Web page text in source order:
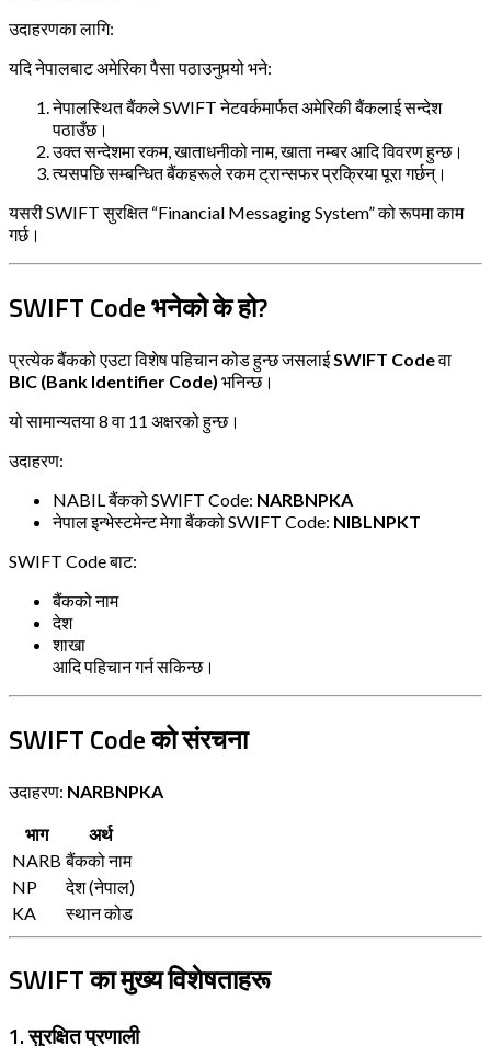
उदाहरणका लागि:
यदि नेपालबाट अमेरिका पैसा पठाउनुपर्‍यो भने:
नेपालस्थित बैंकले SWIFT नेटवर्कमार्फत अमेरिकी बैंकलाई सन्देश
पठाउँछ।
उक्त सन्देशमा रकम, खाताधनीको नाम, खाता नम्बर आदि विवरण हुन्छ।
त्यसपछि सम्बन्धित बैंकहरूले रकम ट्रान्सफर प्रक्रिया पूरा गर्छन्।
यसरी SWIFT सुरक्षित “Financial Messaging System” को रूपमा काम
गर्छ।
SWIFT Code भनेको के हो?
प्रत्येक बैंकको एउटा विशेष पहिचान कोड हुन्छ जसलाईSWIFT Codeवा
BIC (Bank Identifier Code) भनिन्छ।
यो सामान्यतया 8 वा 11 अक्षरको हुन्छ।
उदाहरण:
NABIL बैंकको SWIFT Code: NARBNPKA
नेपाल इन्भेस्टमेन्ट मेगा बैंकको SWIFT Code: NIBLNPKT
SWIFT Code बाट:
बैंकको नाम
देश
शाखा
आदि पहिचान गर्न सकिन्छ।
SWIFT Code को संरचना
उदाहरण: NARBNPKA
भाग
अर्थ
NARB बैंकको नाम
NP
देश (नेपाल)
KA
स्थान कोड
SWIFT का मुख्य विशेषताहरू
1. सुरक्षित प्रणाली